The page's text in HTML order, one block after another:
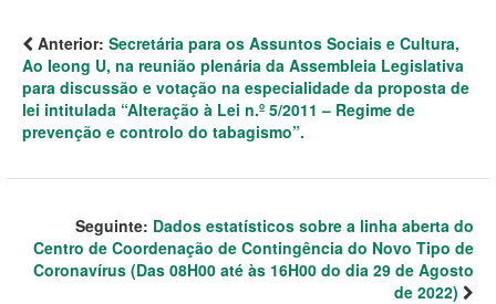
Anterior: Secretária para os Assuntos Sociais e Cultura,
Ao Ieong U, na reunião plenária da Assembleia Legislativa
para discussão e votação na especialidade da proposta de
lei intitulada “Alteração à Lei n.º 5/2011 – Regime de
prevenção e controlo do tabagismo”.
Seguinte: Dados estatísticos sobre a linha aberta do
Centro de Coordenação de Contingência do Novo Tipo de
Coronavírus (Das 08H00 até às 16H00 do dia 29 de Agosto
de 2022)